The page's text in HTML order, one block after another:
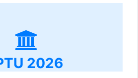
2026